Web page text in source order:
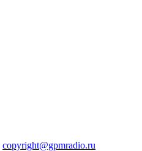
copyright@gpmradio.ru